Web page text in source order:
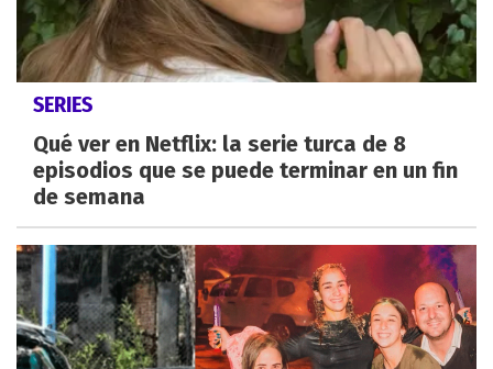
SERIES
Qué ver en Netflix: la serie turca de 8
episodios que se puede terminar en un fin
de semana